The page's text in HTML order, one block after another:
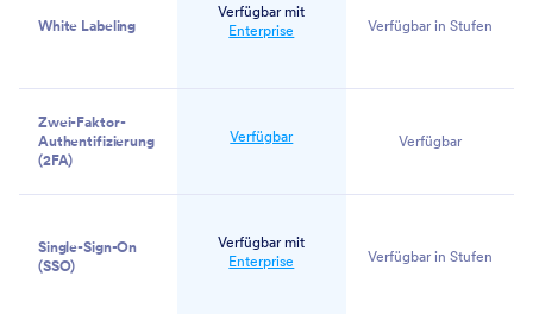
White Labeling
Verfügbar mit
Enterprise
Verfügbar in Stufen
Zwei-Faktor-
Authentifizierung
(2FA)
Verfügbar Verfügbar
Single-Sign-On
(SSO)
Verfügbar mit
Enterprise
Verfügbar in Stufen